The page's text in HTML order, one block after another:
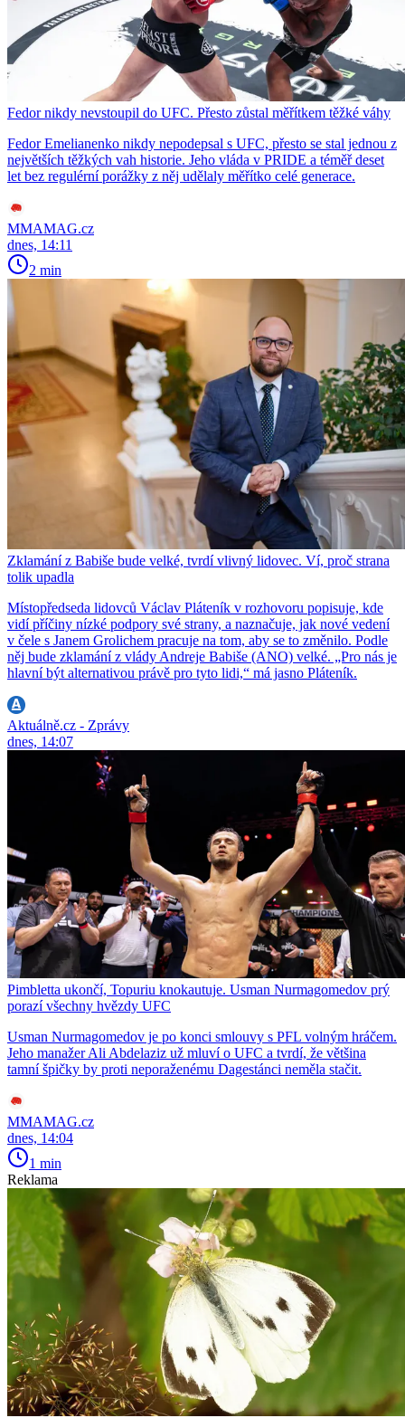
Fedor nikdy nevstoupil do UFC. Přesto zůstal měřítkem těžké váhy
Fedor Emelianenko nikdy nepodepsal s UFC, přesto se stal jednou z
největších těžkých vah historie. Jeho vláda v PRIDE a téměř deset
let bez regulérní porážky z něj udělaly měřítko celé generace.
MMAMAG.cz
dnes, 14:11
2 min
Zklamání z Babiše bude velké, tvrdí vlivný lidovec. Ví, proč strana
tolik upadla
Místopředseda lidovců Václav Pláteník v rozhovoru popisuje, kde
vidí příčiny nízké podpory své strany, a naznačuje, jak nové vedení
v čele s Janem Grolichem pracuje na tom, aby se to změnilo. Podle
něj bude zklamání z vlády Andreje Babiše (ANO) velké. „Pro nás je
hlavní být alternativou právě pro tyto lidi,“ má jasno Pláteník.
Aktuálně.cz - Zprávy
dnes, 14:07
Pimbletta ukončí, Topuriu knokautuje. Usman Nurmagomedov prý
porazí všechny hvězdy UFC
Usman Nurmagomedov je po konci smlouvy s PFL volným hráčem.
Jeho manažer Ali Abdelaziz už mluví o UFC a tvrdí, že většina
tamní špičky by proti neporaženému Dagestánci neměla stačit.
MMAMAG.cz
dnes, 14:04
1 min
Reklama